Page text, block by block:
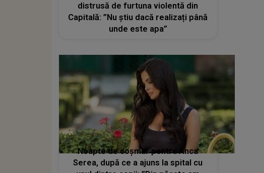
distrusă de furtuna violentă din
Capitală: ”Nu știu dacă realizați până
unde este apa”
Noapte de coșmar pentru Anca
Serea, după ce a ajuns la spital cu